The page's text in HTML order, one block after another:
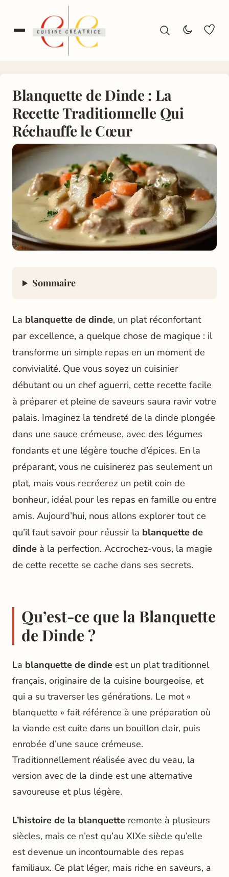
Blanquette de Dinde : La
Recette Traditionnelle Qui
Réchauffe le Cœur
Sommaire
La blanquette de dinde, un plat réconfortant
par excellence, a quelque chose de magique : il
transforme un simple repas en un moment de
convivialité. Que vous soyez un cuisinier
débutant ou un chef aguerri, cette recette facile
à préparer et pleine de saveurs saura ravir votre
palais. Imaginez la tendreté de la dinde plongée
dans une sauce crémeuse, avec des légumes
fondants et une légère touche d’épices. En la
préparant, vous ne cuisinerez pas seulement un
plat, mais vous recréerez un petit coin de
bonheur, idéal pour les repas en famille ou entre
amis. Aujourd’hui, nous allons explorer tout ce
qu’il faut savoir pour réussir la blanquette de
dinde à la perfection. Accrochez-vous, la magie
de cette recette se cache dans ses secrets.
Qu’est-ce que la Blanquette
de Dinde ?
La blanquette de dinde est un plat traditionnel
français, originaire de la cuisine bourgeoise, et
qui a su traverser les générations. Le mot «
blanquette » fait référence à une préparation où
la viande est cuite dans un bouillon clair, puis
enrobée d’une sauce crémeuse.
Traditionnellement réalisée avec du veau, la
version avec de la dinde est une alternative
savoureuse et plus légère.
L’histoire de la blanquette remonte à plusieurs
siècles, mais ce n’est qu’au XIXe siècle qu’elle
est devenue un incontournable des repas
familiaux. Ce plat léger, mais riche en saveurs, a